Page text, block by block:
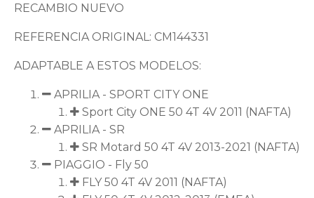
RECAMBIO NUEVO
REFERENCIA ORIGINAL: CM144331
ADAPTABLE A ESTOS MODELOS:
APRILIA - SPORT CITY ONE
Sport City ONE 50 4T 4V 2011 (NAFTA)
APRILIA - SR
SR Motard 50 4T 4V 2013-2021 (NAFTA)
PIAGGIO - Fly 50
FLY 50 4T 4V 2011 (NAFTA)